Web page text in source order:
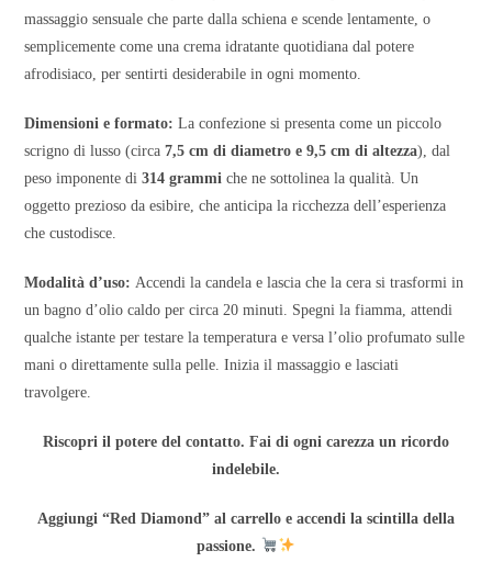
massaggio sensuale che parte dalla schiena e scende lentamente, o
semplicemente come una crema idratante quotidiana dal potere
afrodisiaco, per sentirti desiderabile in ogni momento.
Dimensioni e formato: La confezione si presenta come un piccolo
scrigno di lusso (circa7,5 cm di diametro e 9,5 cm di altezza), dal
peso imponente di314 grammi che ne sottolinea la qualità. Un
oggetto prezioso da esibire, che anticipa la ricchezza dell’esperienza
che custodisce.
Modalità d’uso: Accendi la candela e lascia che la cera si trasformi in
un bagno d’olio caldo per circa 20 minuti. Spegni la fiamma, attendi
qualche istante per testare la temperatura e versa l’olio profumato sulle
mani o direttamente sulla pelle. Inizia il massaggio e lasciati
travolgere.
Riscopri il potere del contatto. Fai di ogni carezza un ricordo
indelebile.
Aggiungi “Red Diamond” al carrello e accendi la scintilla della
passione.